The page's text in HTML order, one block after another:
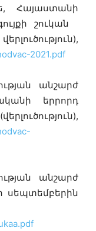
Հայաստանի
շուկան
2021.pdf
անշարժ
երրորդ
անշարժ
սեպտեմբերին